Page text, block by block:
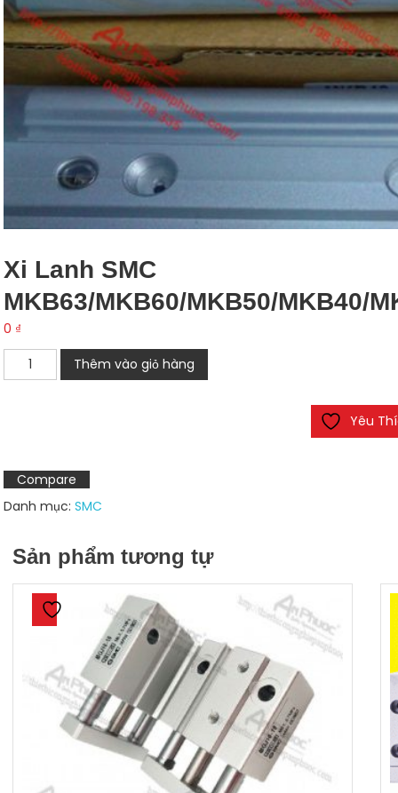
Xi Lanh SMC
MKB63/MKB60/MKB50/MKB40/
0 ₫
lanh
MKB63/MKB60/MKB50/MKB40/MKB25/MKB20/MKB16/MKB12
lượng
Thêm vào giỏ hàng
Yêu
Compare
Danh mục:SMC
Sản phẩm tương tự